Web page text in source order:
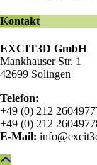
Kontakt
EXCIT3D GmbH
Mankhauser Str. 1
42699 Solingen
Telefon:
+49 (0) 212
+49 (0) 212
E-Mail: